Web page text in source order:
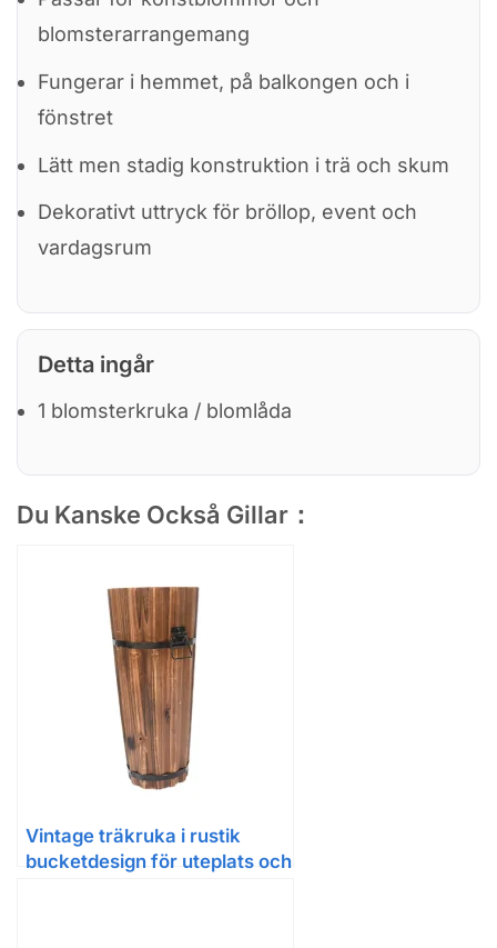
blomsterarrangemang
Fungerar i hemmet, på balkongen och i
fönstret
Lätt men stadig konstruktion i trä och skum
Dekorativt uttryck för bröllop, event och
vardagsrum
Detta ingår
1 blomsterkruka / blomlåda
Du Kanske Också Gillar：
Vintage träkruka i rustik
bucketdesign för uteplats och